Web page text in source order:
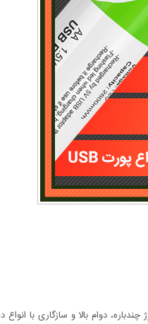
دوام بالا و سازگاری با انواع